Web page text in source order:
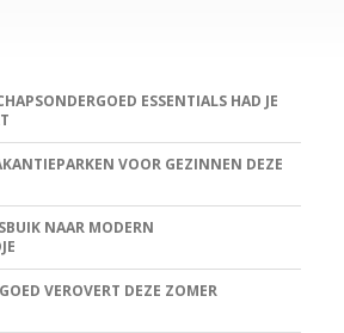
ESSENTIALS HAD JE
VOOR GEZINNEN DEZE
NAAR MODERN
VEROVERT DEZE ZOMER